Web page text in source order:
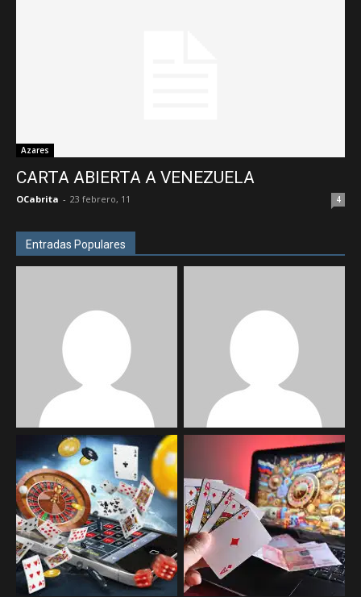
Azares
CARTA ABIERTA A VENEZUELA
OCabrita - 23 febrero, 11 4
Entradas Populares